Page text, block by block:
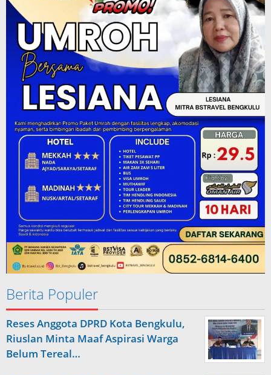
Berita Populer
Reses Anggota DPRD Kota Bengkulu,
Riuslan Minta Maaf Aspirasi Warga
Belum Tereal…